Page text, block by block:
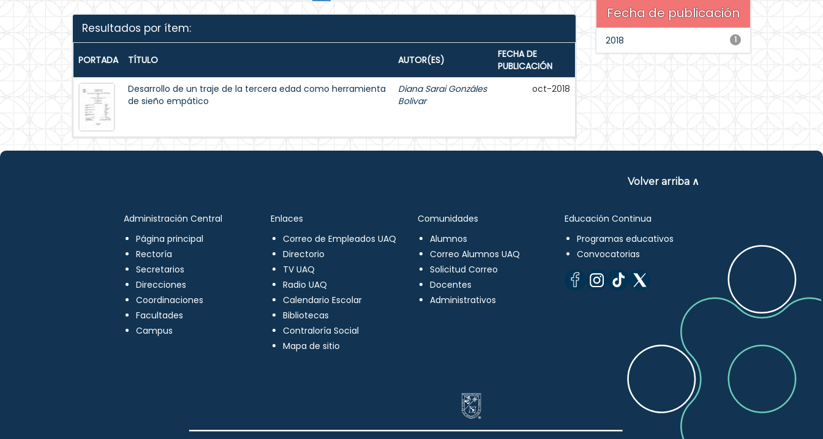
Resultados por ítem:
PORTADA TÍTULO AUTOR(ES)
FECHA DE
PUBLICACIÓN
Desarrollo de un traje de la tercera edad como herramienta
de sieño empático
Diana Sarai Gonzáles
Bolivar
oct-2018
Fecha de publicación
1
2018
Volver arriba ∧
Administración Central
Página principal
Rectoría
Secretarios
Direcciones
Coordinaciones
Facultades
Campus
Enlaces
Correo de Empleados UAQ
Directorio
TV UAQ
Radio UAQ
Calendario Escolar
Bibliotecas
Contraloría Social
Mapa de sitio
Comunidades
Alumnos
Correo Alumnos UAQ
Solicitud Correo
Docentes
Administrativos
Educación Continua
Programas educativos
Convocatorias